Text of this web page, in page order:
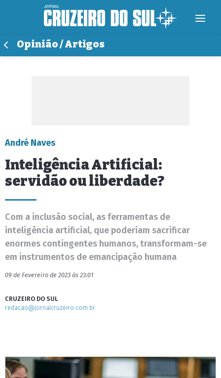
Opinião / Artigos
André Naves
Inteligência Artificial:
servidão ou liberdade?
Com a inclusão social, as ferramentas de
inteligência artificial, que poderiam sacrificar
enormes contingentes humanos, transformam-se
em instrumentos de emancipação humana
09 de Fevereiro de 2023 às 23:01
CRUZEIRO DO SUL
redacao@jornalcruzeiro.com.br